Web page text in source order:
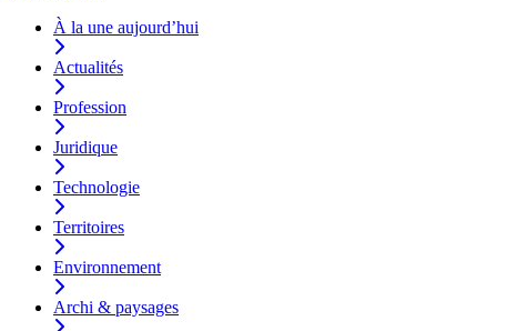
À la une aujourd’hui
Actualités
Profession
Juridique
Technologie
Territoires
Environnement
Archi & paysages